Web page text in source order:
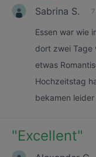
Sabrina S.
Essen war wie
dort zwei Tage
etwas
Hochzeitstag
bekamen
"Excellent"